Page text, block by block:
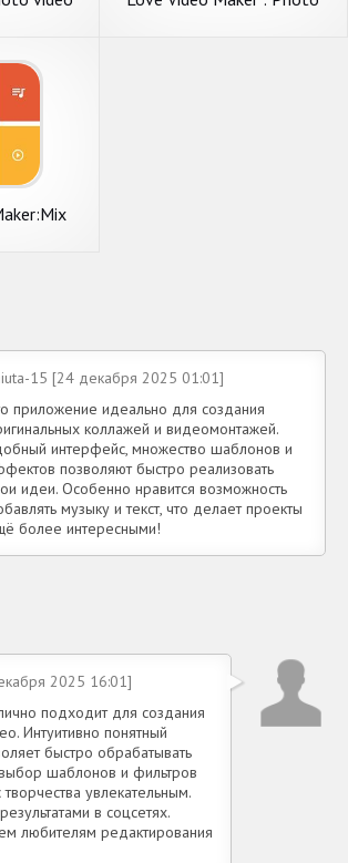
15 [24 декабря 2025 01:01]
приложение идеально для создания
коллажей и видеомонтажей.
интерфейс, множество шаблонов и
позволяют быстро реализовать
идеи. Особенно нравится возможность
музыку и текст, что делает проекты
более интересными!
2025 16:01]
подходит для создания
Интуитивно понятный
быстро обрабатывать
шаблонов и фильтров
увлекательным.
в соцсетях.
любителям редактирования